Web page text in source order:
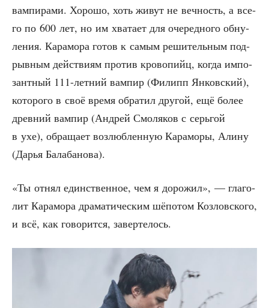
вам­пи­ра­ми. Хоро­шо, хоть живут не веч­ность, а все­
го по 600 лет, но им хва­та­ет для оче­ред­но­го обну­
ле­ния. Кара­мо­ра готов к самым реши­тель­ным под­
рыв­ным дей­стви­ям про­тив кро­во­пийц, когда импо­
зант­ный 111-лет­ний вам­пир (Филипп Янков­ский),
кото­ро­го в своё вре­мя обра­тил дру­гой, ещё более
древ­ний вам­пир (Андрей Смо­ля­ков с серь­гой
в ухе), обра­ща­ет воз­люб­лен­ную Кара­мо­ры, Али­ну
(Дарья Балабанова).
«Ты отнял един­ствен­ное, чем я доро­жил», — гла­го­
лит Кара­мо­ра дра­ма­ти­че­ским шёпо­том Коз­лов­ско­го,
и всё, как гово­рит­ся, завертелось.